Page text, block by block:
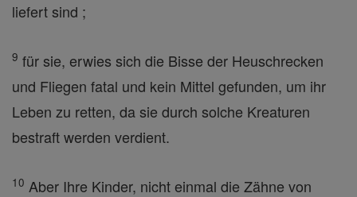
liefert sind ;
9 für sie, erwies sich die Bisse der Heuschrecken
und Fliegen fatal und kein Mittel gefunden, um ihr
Leben zu retten, da sie durch solche Kreaturen
bestraft werden verdient.
10 Aber Ihre Kinder, nicht einmal die Zähne von